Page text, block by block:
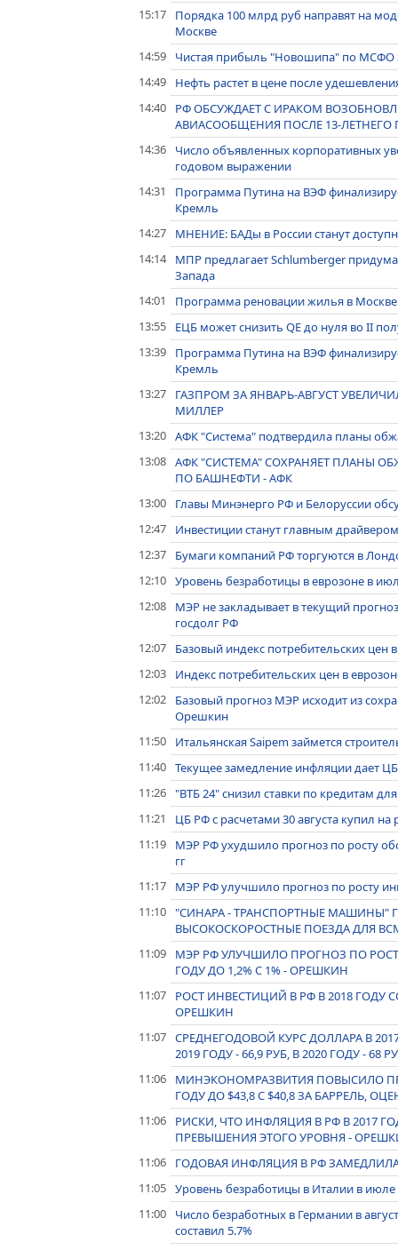
15:17
Порядка 100 млрд руб направят на
Москве
14:59
Чистая прибыль "Новошипа" по МСФО
14:49
Нефть растет в цене после
14:40
РФ ОБСУЖДАЕТ С ИРАКОМ
АВИАСООБЩЕНИЯ ПОСЛЕ 13-ЛЕТНЕГО
14:36
Число объявленных корпоративных
годовом выражении
14:31
Программа Путина на ВЭФ
Кремль
14:27
МНЕНИЕ: БАДы в России станут
14:14
МПР предлагает Schlumberger
Запада
14:01
Программа реновации жилья в Москве
13:55
ЕЦБ может снизить QE до нуля во II
13:39
Программа Путина на ВЭФ
Кремль
13:27
ГАЗПРОМ ЗА ЯНВАРЬ-АВГУСТ
МИЛЛЕР
13:20 АФК "Система" подтвердила планы
13:08 АФК "СИСТЕМА" СОХРАНЯЕТ ПЛАНЫ
ПО БАШНЕФТИ - АФК
13:00
Главы Минэнерго РФ и Белоруссии
12:47
Инвестиции станут главным
12:37
Бумаги компаний РФ торгуются в
12:10 Уровень безработицы в еврозоне в
12:08
МЭР не закладывает в текущий
госдолг РФ
12:07
Базовый индекс потребительских цен
12:03
Индекс потребительских цен в
12:02
Базовый прогноз МЭР исходит из
Орешкин
11:50
Итальянская Saipem займется
11:40 Текущее замедление инфляции дает
11:26 "ВТБ 24" снизил ставки по кредитам
11:21
ЦБ РФ с расчетами 30 августа купил
11:19
МЭР РФ ухудшило прогноз по росту
гг
11:17
МЭР РФ улучшило прогноз по росту
11:10 "СИНАРА - ТРАНСПОРТНЫЕ МАШИНЫ"
ВЫСОКОСКОРОСТНЫЕ ПОЕЗДА ДЛЯ
11:09
МЭР РФ УЛУЧШИЛО ПРОГНОЗ ПО
ГОДУ ДО 1,2% С 1% - ОРЕШКИН
11:07
РОСТ ИНВЕСТИЦИЙ В РФ В 2018 ГОДУ
ОРЕШКИН
11:07 СРЕДНЕГОДОВОЙ КУРС ДОЛЛАРА В 2017
2019 ГОДУ - 66,9 РУБ, В 2020 ГОДУ -
11:06
МИНЭКОНОМРАЗВИТИЯ ПОВЫСИЛО
ГОДУ ДО $43,8 С $40,8 ЗА БАРРЕЛЬ,
11:06
РИСКИ, ЧТО ИНФЛЯЦИЯ В РФ В 2017
ПРЕВЫШЕНИЯ ЭТОГО УРОВНЯ -
11:06
ГОДОВАЯ ИНФЛЯЦИЯ В РФ
11:05 Уровень безработицы в Италии в июле
11:00
Число безработных в Германии в
составил 5.7%